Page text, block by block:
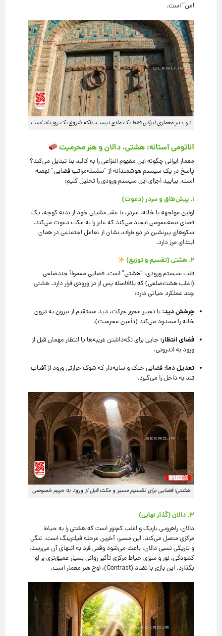
امن” است.
درب در معماری ایرانی فقط یک مانع نیست، بلکه شروع یک رویداد است
آناتومی آستانه: هشتی، دالان و هنر محرمیت
معمار ایرانی چگونه این مفهوم انتزاعی را به کالبد بنا تبدیل می‌کند؟
پاسخ در یک سیستم هوشمندانه از “سلسله‌مراتب فضایی” نهفته
است. بیایید اجزای این سیستم ورودی را تحلیل کنیم:
۱. پیش‌طاق و سردر (دعوت)
اولین مواجهه با خانه. سردر، با عقب‌نشینی خود از بدنه کوچه، یک
فضای نیمه‌عمومی ایجاد می‌کند که عابر را به مکث دعوت می‌کند.
سکوهای پیرنشین در دو طرف، نشان از تعامل اجتماعی در همان
ابتدای مرز دارد.
۲. هشتی (تقسیم و توزیع)
قلب سیستم ورودی، “هشتی” است. فضایی معمولاً چندضلعی
(اغلب هشت‌ضلعی) که بلافاصله پس از در ورودی قرار دارد.هشتی
چند عملکرد حیاتی دارد:
چرخش دید: با تغییر محور حرکت، دید مستقیم از بیرون به درون
خانه را مسدود می‌کند (تأمین محرمیت).
فضای انتظار: جایی برای نگه‌داشتن غریبه‌ها یا انتظار مهمان قبل از
ورود به اندرونی.
تعدیل دما: فضایی خنک و سایه‌دار که شوک حرارتی ورود از آفتاب
تند به داخل را می‌گیرد.
هشتی؛ فضایی برای تقسیم مسیر و مکث قبل از ورود به حریم خصوصی
۳. دالان (گذار نهایی)
دالان، راهرویی باریک و اغلب کم‌نور است که هشتی را به حیاط
مرکزی متصل می‌کند. این مسیر، آخرین مرحله فیلترینگ است. تنگی
و تاریکی نسبی دالان، باعث می‌شود وقتی فرد به انتهای آن می‌رسد،
گشودگی، نور و سبزی حیاط مرکزی تأثیر روانی بسیار عمیق‌تری بر او
بگذارد. این بازی با تضاد (Contrast)، اوج هنر معمار است.